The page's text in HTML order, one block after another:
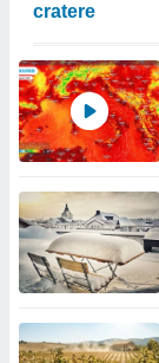
cratere